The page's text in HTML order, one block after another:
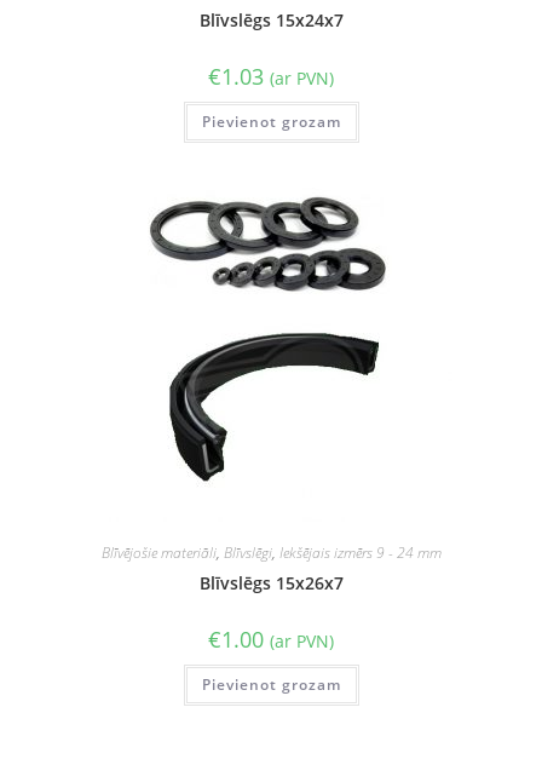
Blīvslēgs 15x24x7
€1.03 (ar PVN)
Pievienot grozam
Blīvējošie materiāli, Blīvslēgi, Iekšējais izmērs 9 - 24 mm
Blīvslēgs 15x26x7
€1.00 (ar PVN)
Pievienot grozam